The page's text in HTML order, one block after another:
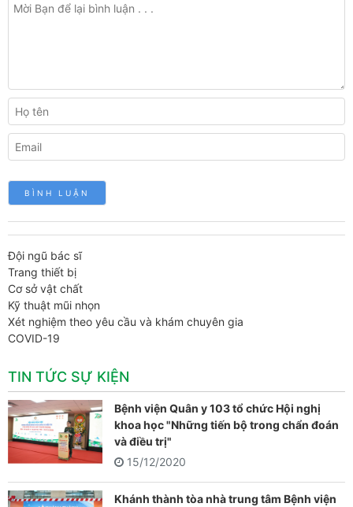
Đội ngũ bác sĩ
Trang thiết bị
Cơ sở vật chất
Kỹ thuật mũi nhọn
Xét nghiệm theo yêu cầu và khám chuyên gia
COVID-19
TIN TỨC SỰ KIỆN
Bệnh viện Quân y 103 tổ chức Hội nghị
khoa học "Những tiến bộ trong chẩn đoán
và điều trị"
15/12/2020
Khánh thành tòa nhà trung tâm Bệnh viện